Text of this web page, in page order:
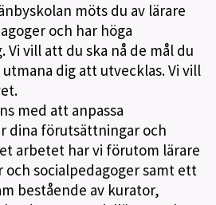
möts du av lärare
och har höga
vill att du ska nå de mål du
dig att utvecklas. Vi vill
med att anpassa
dina förutsättningar och
arbetet har vi förutom lärare
och socialpedagoger samt ett
bestående av kurator,